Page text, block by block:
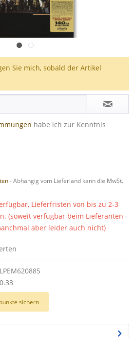
Sie mich, sobald der Artikel
habe ich zur Kenntnis
- Abhängig vom Lieferland kann die MwSt.
Lieferfristen von bis zu 2-3
(soweit verfügbar beim Lieferanten -
aber leider auch nicht)
LPEM620885
0.33
sichern